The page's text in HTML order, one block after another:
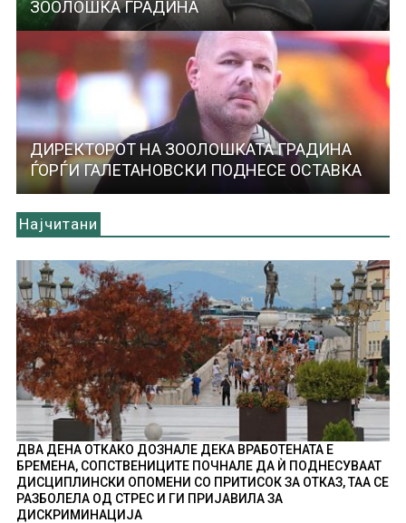
ЗООЛОШКА ГРАДИНА
ДИРЕКТОРОТ НА ЗООЛОШКАТА ГРАДИНА
ЃОРЃИ ГАЛЕТАНОВСКИ ПОДНЕСЕ ОСТАВКА
Најчитани
ДВА ДЕНА ОТКАКО ДОЗНАЛЕ ДЕКА ВРАБОТЕНАТА Е
БРЕМЕНА, СОПСТВЕНИЦИТЕ ПОЧНАЛЕ ДА Ѝ ПОДНЕСУВААТ
ДИСЦИПЛИНСКИ ОПОМЕНИ СО ПРИТИСОК ЗА ОТКАЗ, ТАА СЕ
РАЗБОЛЕЛА ОД СТРЕС И ГИ ПРИЈАВИЛА ЗА
ДИСКРИМИНАЦИЈА